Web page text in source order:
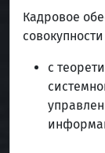
Кадровое
с